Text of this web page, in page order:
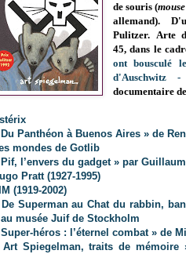
de souris (mouse
allemand).
Pulitzer. Arte
45,dans le
ont bousculé
d'Auschwitz
documentaire
Panthéon à Buenos Aires » de
mondes de Gotlib
l’envers du gadget » par
Pratt (1927-1995)
(1919-2002)
Superman au Chat du rabbin,
musée Juif de Stockholm
héros : l’éternel combat » de
Art Spiegelman, traits de mémoire